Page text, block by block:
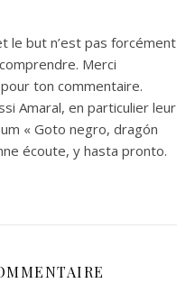
le but n’est pas forcément
Merci
ton commentaire.
Amaral, en particulier leur
« Goto negro, dragón
écoute, y hasta pronto.